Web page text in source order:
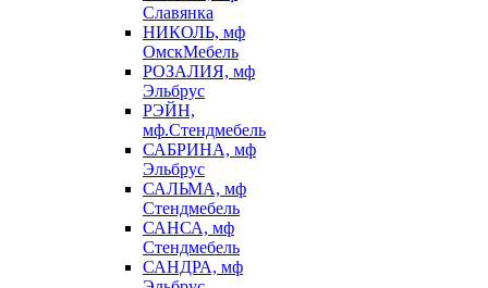
Славянка
НИКОЛЬ, мф
ОмскМебель
РОЗАЛИЯ, мф
Эльбрус
РЭЙН,
мф.Стендмебель
САБРИНА, мф
Эльбрус
САЛЬМА, мф
Стендмебель
САНСА, мф
Стендмебель
САНДРА, мф